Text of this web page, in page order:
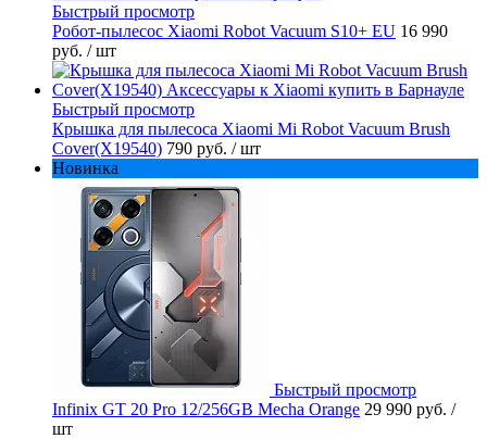
Быстрый просмотр
Робот-пылесос Xiaomi Robot Vacuum S10+ EU 16 990
руб. / шт
Быстрый просмотр
Крышка для пылесоса Xiaomi Mi Robot Vacuum Brush
Cover(X19540) 790 руб. / шт
Новинка
Быстрый просмотр
Infinix GT 20 Pro 12/256GB Mecha Orange 29 990 руб. /
шт